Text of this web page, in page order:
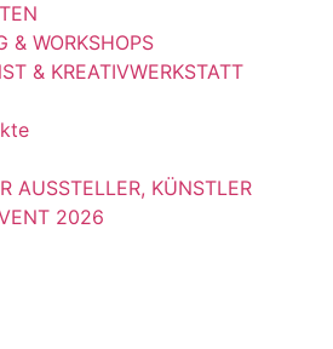
& WORKSHOPS
& KREATIVWERKSTATT
AUSSTELLER, KÜNSTLER
2026